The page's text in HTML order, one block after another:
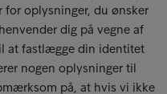
oplysninger, du ønsker
dig på vegne af
at fastlægge din identitet
nogen oplysninger til
på, at hvis vi ikke